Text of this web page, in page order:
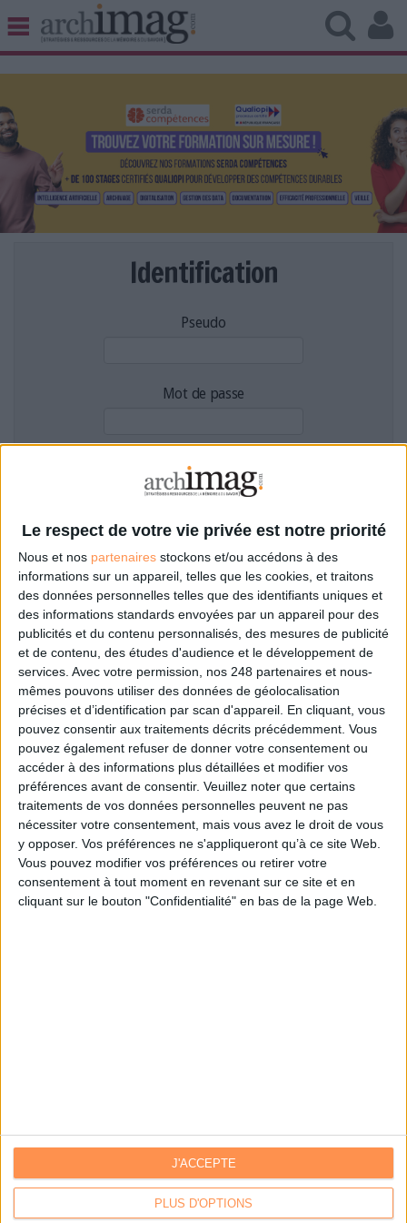
Le respect de votre vie privée est notre priorité
Nous et nos partenaires stockons et/ou accédons à des
informations sur un appareil, telles que les cookies, et traitons
des données personnelles telles que des identifiants uniques et
des informations standards envoyées par un appareil pour des
publicités et du contenu personnalisés, des mesures de publicité
et de contenu, des études d'audience et le développement de
services. Avec votre permission, nos 248 partenaires et nous-
mêmes pouvons utiliser des données de géolocalisation
précises et d’identification par scan d'appareil. En cliquant, vous
pouvez consentir aux traitements décrits précédemment. Vous
pouvez également refuser de donner votre consentement ou
accéder à des informations plus détaillées et modifier vos
préférences avant de consentir. Veuillez noter que certains
traitements de vos données personnelles peuvent ne pas
nécessiter votre consentement, mais vous avez le droit de vous
y opposer. Vos préférences ne s'appliqueront qu’à ce site Web.
Vous pouvez modifier vos préférences ou retirer votre
consentement à tout moment en revenant sur ce site et en
cliquant sur le bouton "Confidentialité" en bas de la page Web.
PLUS D'OPTIONS
J'ACCEPTE
BIBLIOTHÈQUE ÉDITION
UNIVERS DATA
TRAVAIL COLLABORATIF
VIE NUMÉRIQUE
NUMÉRIQUE RESPONSABLE
LES LIVRES BLANCS
LES SUPPLÉMENTS
NOS OFFRES D'ABONNEMENTS
Identification
Pseudo
Mot de passe
Filtre anti-spam
Mot de passe oublié ?
Pas encore de compte?
Je m'inscris pour commenter les articles
ou déposer mon CV
Je m'inscris sur Archimag.com
Communiquer avec Archimag|Communiquer avec ACE